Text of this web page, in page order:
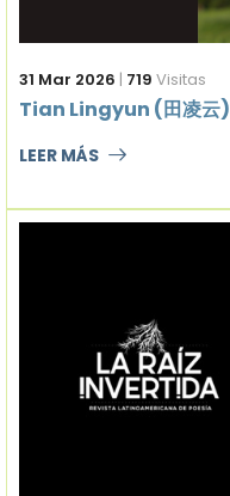
31 Mar 2026 | 719 Visitas
Tian Lingyun (田凌云)
LEER MÁS